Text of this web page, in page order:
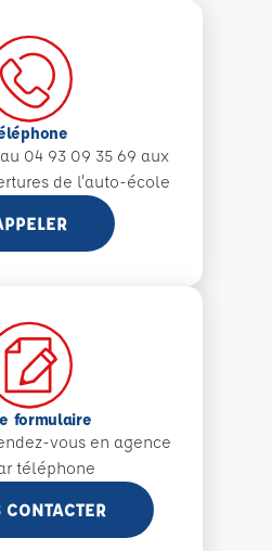
04 93 09 35 69 aux
de l'auto-école
formulaire
vous en agence
téléphone
CONTACTER